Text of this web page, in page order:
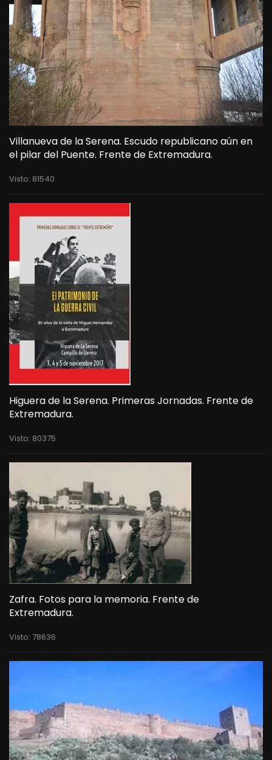
Villanueva de la Serena. Escudo republicano aún en
el pilar del Puente. Frente de Extremadura.
Visto: 81540
Higuera de la Serena. Primeras Jornadas. Frente de
Extremadura.
Visto: 80375
Zafra. Fotos para la memoria. Frente de
Extremadura.
Visto: 78636